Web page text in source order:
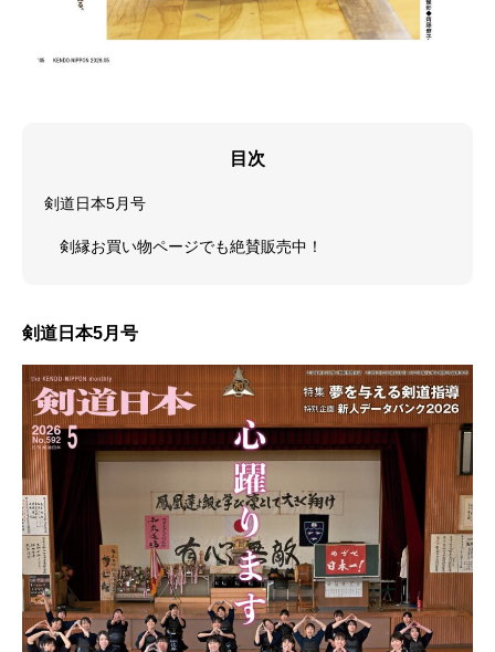
目次
剣道日本5月号
剣縁お買い物ページでも絶賛販売中！
剣道日本5月号